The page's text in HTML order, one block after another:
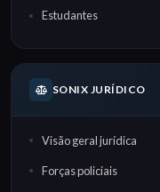
Estudantes
SONIX JURÍDICO
Visão geral jurídica
Forças policiais